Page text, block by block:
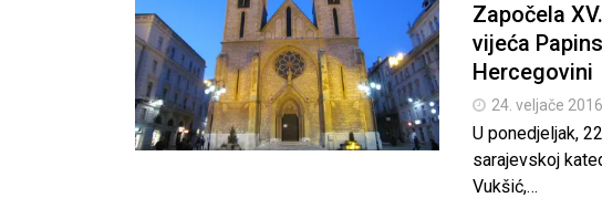
Započela
vijeća
Hercegovini
24. veljače 2016.
U ponedjeljak,
sarajevskoj
Vukšić,…